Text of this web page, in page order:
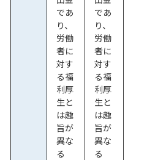
であ
り、
労働
者に
対す
る福
利厚
生と
は趣
旨が
異な
る
であ
り、
労働
者に
対す
る福
利厚
生と
は趣
旨が
異な
る